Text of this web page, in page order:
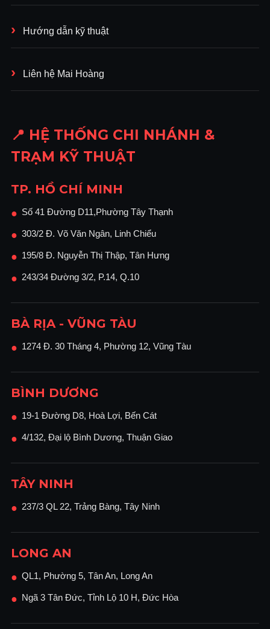
Hướng dẫn kỹ thuật
Liên hệ Mai Hoàng
📍 HỆ THỐNG CHI NHÁNH &
TRẠM KỸ THUẬT
TP. HỒ CHÍ MINH
● Số 41 Đường D11,Phường Tây Thạnh
● 303/2 Đ. Võ Văn Ngân, Linh Chiểu
● 195/8 Đ. Nguyễn Thị Thập, Tân Hưng
● 243/34 Đường 3/2, P.14, Q.10
BÀ RỊA - VŨNG TÀU
● 1274 Đ. 30 Tháng 4, Phường 12, Vũng Tàu
BÌNH DƯƠNG
● 19-1 Đường D8, Hoà Lợi, Bến Cát
● 4/132, Đại lộ Bình Dương, Thuận Giao
TÂY NINH
● 237/3 QL 22, Trảng Bàng, Tây Ninh
LONG AN
● QL1, Phường 5, Tân An, Long An
● Ngã 3 Tân Đức, Tỉnh Lộ 10 H, Đức Hòa